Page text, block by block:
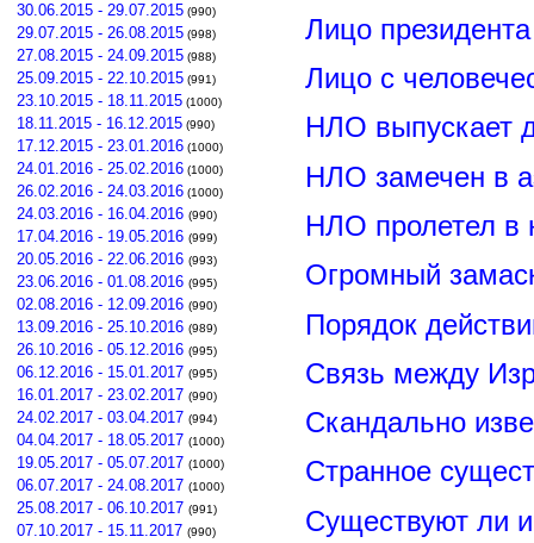
30.06.2015 - 29.07.2015 (990)
29.07.2015 - 26.08.2015 (998)
27.08.2015 - 24.09.2015 (988)
25.09.2015 - 22.10.2015 (991)
23.10.2015 - 18.11.2015 (1000)
18.11.2015 - 16.12.2015 (990)
17.12.2015 - 23.01.2016 (1000)
24.01.2016 - 25.02.2016 (1000)
26.02.2016 - 24.03.2016 (1000)
24.03.2016 - 16.04.2016 (990)
17.04.2016 - 19.05.2016 (999)
20.05.2016 - 22.06.2016 (993)
23.06.2016 - 01.08.2016 (995)
02.08.2016 - 12.09.2016 (990)
13.09.2016 - 25.10.2016 (989)
26.10.2016 - 05.12.2016 (995)
06.12.2016 - 15.01.2017 (995)
16.01.2017 - 23.02.2017 (990)
24.02.2017 - 03.04.2017 (994)
04.04.2017 - 18.05.2017 (1000)
19.05.2017 - 05.07.2017 (1000)
06.07.2017 - 24.08.2017 (1000)
25.08.2017 - 06.10.2017 (991)
07.10.2017 - 15.11.2017 (990)
Лицо
Лицо с
НЛО выпускает
НЛО замечен в
НЛО пролетел в
Огромный
Порядок
Связь между
Скандально
Странное
Существуют ли